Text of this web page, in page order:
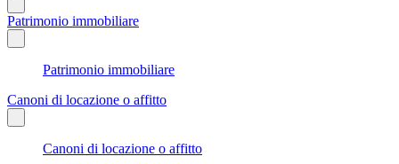
Patrimonio immobiliare
Patrimonio immobiliare
Canoni di locazione o affitto
Canoni di locazione o affitto